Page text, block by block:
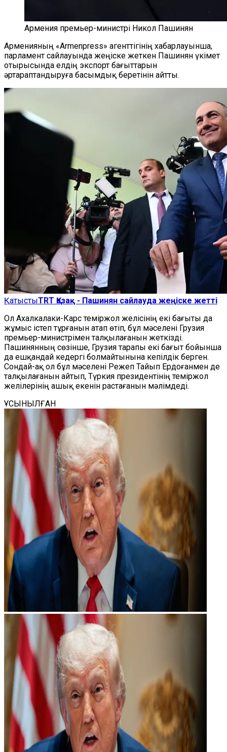
Армения премьер-министрі Никол Пашинян
Арменияның «Armenpress» агенттігінің хабарлауынша,
парламент сайлауында жеңіске жеткен Пашинян үкімет
отырысында елдің экспорт бағыттарын
әртараптандыруға басымдық беретінін айтты.
ҚатыстыTRT Қазақ - Пашинян сайлауда жеңіске жетті
Ол Ахалкалаки-Карс теміржол желісінің екі бағыты да
жұмыс істеп тұрғанын атап өтіп, бұл мәселені Грузия
премьер-министрімен талқылағанын жеткізді.
Пашинянның сөзінше, Грузия тарапы екі бағыт бойынша
да ешқандай кедергі болмайтынына кепілдік берген.
Сондай-ақ ол бұл мәселені Режеп Тайып Ердоғанмен де
талқылағанын айтып, Түркия президентінің теміржол
желілерінің ашық екенін растағанын мәлімдеді.
ҰСЫНЫЛҒАН